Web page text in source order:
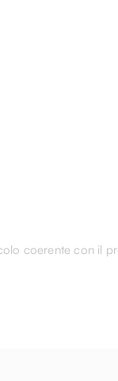
coerente con il